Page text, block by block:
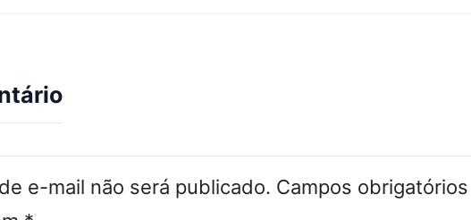
e-mail não será publicado. Campos obrigatórios